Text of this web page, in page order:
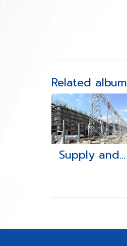
Related album
Supply and Construction of 230/115 kV Ao Phai Substation (GIS) by Electric Generating Authority of Thailand